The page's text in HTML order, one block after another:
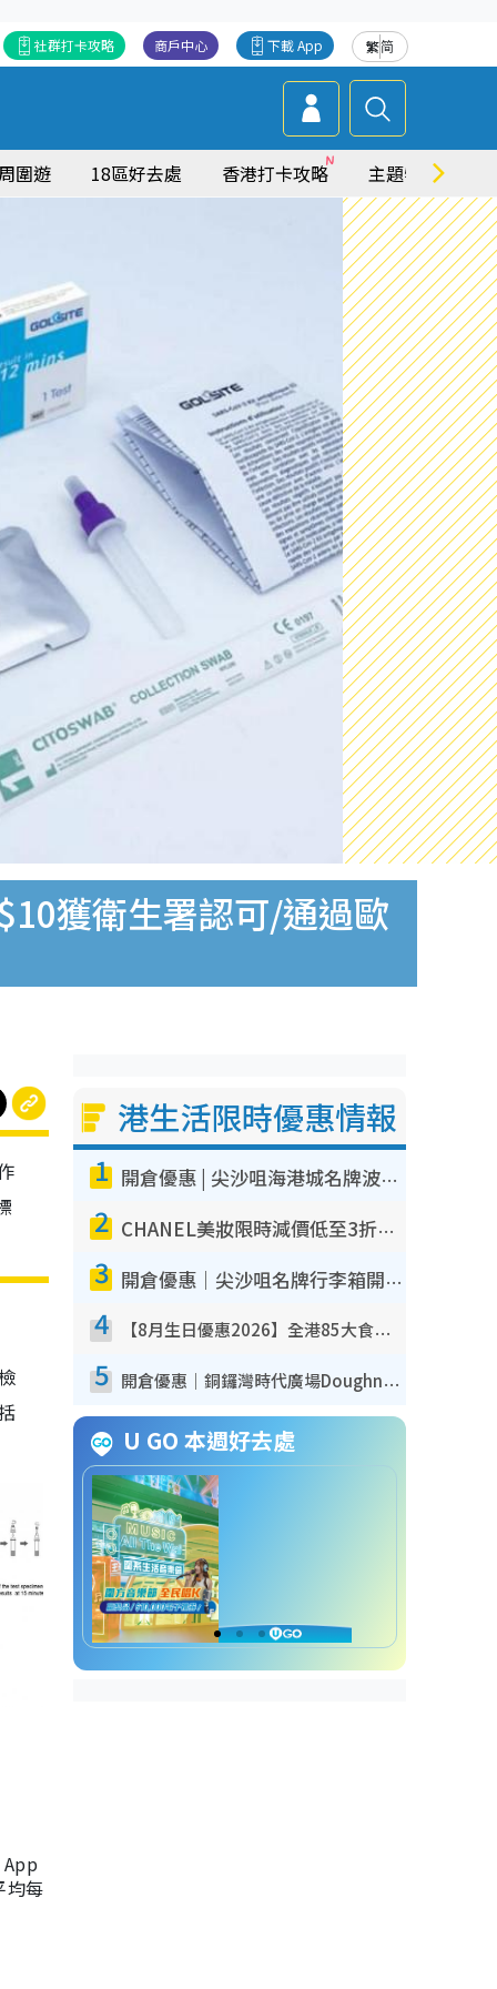
繁简
下載 App
商戶中心
社群打卡攻略
圍遊 18區好去處 香港打卡攻略 主題特集
獲衛生署認可/通過歐
均每
港生活限時優惠情報
1 開倉優惠 | 尖沙咀海港城名牌波鞋開倉低至1折！On鞋$899起／Joy&Peace鞋履$98起
2 CHANEL美妝限時減價低至3折！人氣粉底/唇膏/精華液低至$275！COCO香水都有平
3 開倉優惠｜尖沙咀名牌行李箱開倉低至4折！一連5日 American Tourister/ace./Hallmark $200起！
4 【8月生日優惠2026】全港85大食買玩著數攻略 自助餐/火鍋放題同行免費＋誠品/DONKI送現金券
5 開倉優惠｜銅鑼灣時代廣場Doughnut/Campo Marzio開倉低至1折！背囊、書包、手袋劈價$200起
U GO 本週好去處